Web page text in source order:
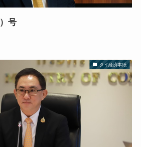
号
タイ経済本紙